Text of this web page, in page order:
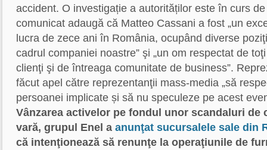
accident. O investigație a autorităților este în curs
comunicat adaugă că Matteo Cassani a fost „un
lucra de zece ani în România, ocupând diverse
cadrul companiei noastre” şi „un om respectat de
clienţi şi de întreaga comunitate de business”.
făcut apel către reprezentanţii mass-media „să
persoanei implicate și să nu speculeze pe acest
Vânzarea activelor pe fondul unor scandaluri de
vară, grupul Enel a anunţat sucursalele sale din
că intenţionează să renunţe la operaţiunile de